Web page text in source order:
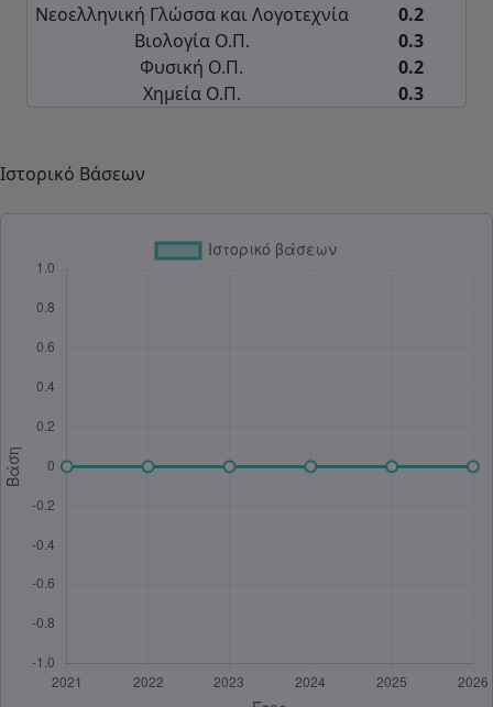
Νεοελληνική Γλώσσα και Λογοτεχνία
0.2
Βιολογία Ο.Π.
0.3
Φυσική Ο.Π.
0.2
Χημεία Ο.Π.
0.3
Ιστορικό Βάσεων